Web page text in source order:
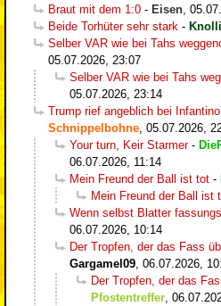
Braut mit dem 1:0 - Eisen
Beide Torhüter sehr stark - Knolli
Selber VAR wie bei Tahs
05.07.2026, 23:07
Selber VAR wie bei Tahs
05.07.2026, 23:14
Trump rief angeblich bei
Schnippelbohne 05.07.2026,
Your turn, Keir Starmer-
06.07.2026, 11:14
Mein Freund der Ball ist tot -
Mein Freund der Ball ist
Wenn selbst Blatter
06.07.2026, 10:14
Der Tropfen, der das Fass
Gargamel09 06.07.2026,
Der Tropfen, der das
Pfostentreffer